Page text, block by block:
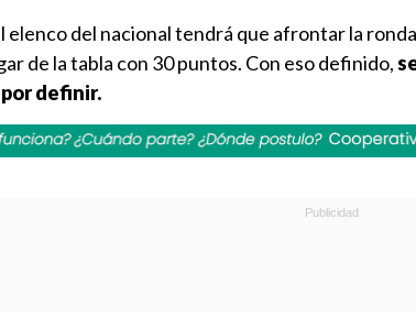
elenco del nacional tendrá que afrontar la
de la tabla con 30 puntos. Con eso definido,
definir.